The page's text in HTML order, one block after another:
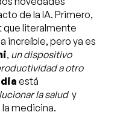
de la IA. Primero,
que literalmente
increíble, pero ya es
, un dispositivo
a otro
está
la salud y
medicina.